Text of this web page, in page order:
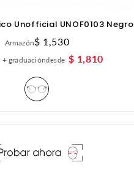
Unofficial UNOF0103 Negro
ArmazónPrecio
habitual
$ 1,530
+ graduacióndesde $ 1,810